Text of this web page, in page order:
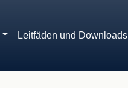
Leitfäden und Downloads